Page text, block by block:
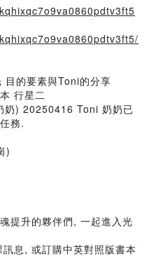
的要素與Toni的分享
行星二
奶) 20250416 Toni 奶奶已
務.
)
提升的夥伴們, 一起進入光
息, 或訂購中英對照版書本